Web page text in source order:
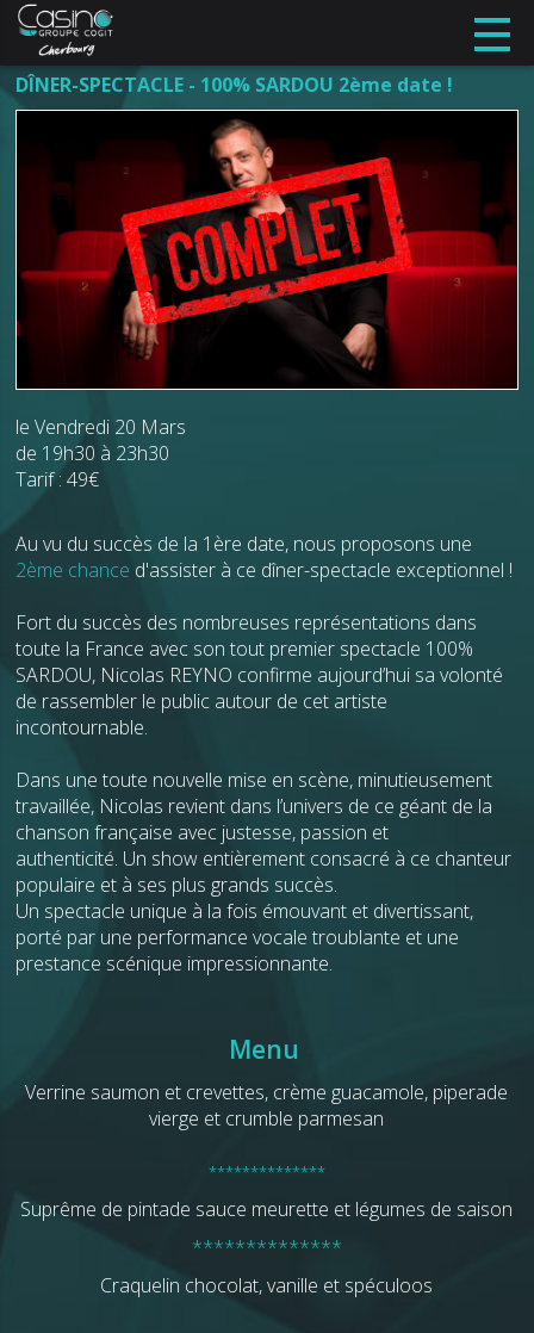
DÎNER-SPECTACLE - 100% SARDOU 2ème date !
le Vendredi 20 Mars
de 19h30 à 23h30
Tarif : 49€
Au vu du succès de la 1ère date, nous proposons une
2ème chance d'assister à ce dîner-spectacle exceptionnel !
Fort du succès des nombreuses représentations dans
toute la France avec son tout premier spectacle 100%
SARDOU, Nicolas REYNO confirme aujourd’hui sa volonté
de rassembler le public autour de cet artiste
incontournable.
Dans une toute nouvelle mise en scène, minutieusement
travaillée, Nicolas revient dans l’univers de ce géant de la
chanson française avec justesse, passion et
authenticité. Un show entièrement consacré à ce chanteur
populaire et à ses plus grands succès.
Un spectacle unique à la fois émouvant et divertissant,
porté par une performance vocale troublante et une
prestance scénique impressionnante.
Menu
Verrine saumon et crevettes, crème guacamole, piperade
vierge et crumble parmesan
**************
Suprême de pintade sauce meurette et légumes de saison
**************
Craquelin chocolat, vanille et spéculoos